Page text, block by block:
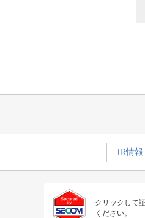
IR情報
クリックして
ください。